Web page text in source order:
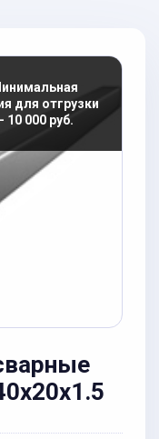
для отгрузки
10 000 руб.